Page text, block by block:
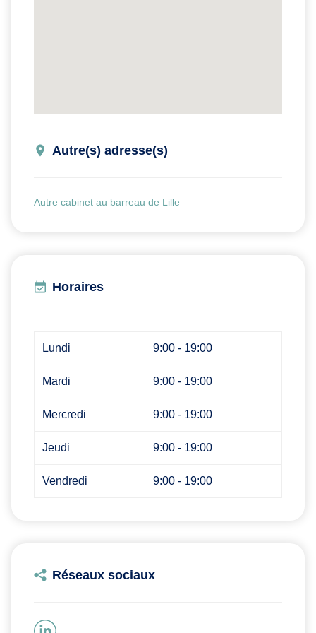
Autre(s) adresse(s)
Autre cabinet au barreau de Lille
Horaires
Lundi 9:00 - 19:00
Mardi 9:00 - 19:00
Mercredi 9:00 - 19:00
Jeudi 9:00 - 19:00
Vendredi 9:00 - 19:00
Réseaux sociaux